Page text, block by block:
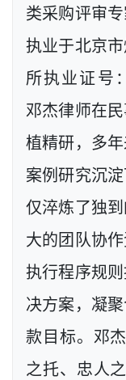
类采购评审
执业于北京
所执业证号
邓杰律师在
植精研，多
案例研究沉
仅淬炼了独
大的团队协
执行程序规
决方案，凝
款目标。邓
之托、忠人